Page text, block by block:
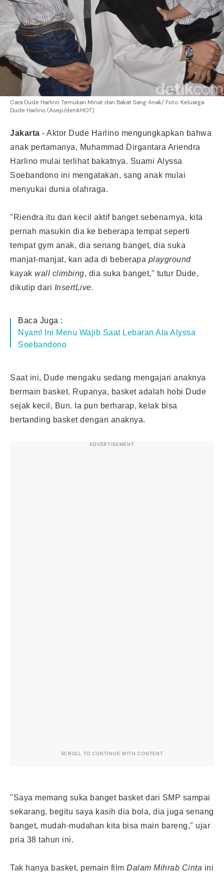
Cara Dude Harlino Temukan Minat dan Bakat Sang Anak/ Foto: Keluarga
Dude Harlino (Asep/detikHOT)
Jakarta - Aktor Dude Harlino mengungkapkan bahwa
anak pertamanya, Muhammad Dirgantara Ariendra
Harlino mulai terlihat bakatnya. Suami Alyssa
Soebandono ini mengatakan, sang anak mulai
menyukai dunia olahraga.
"Riendra itu dari kecil aktif banget sebenarnya, kita
pernah masukin dia ke beberapa tempat seperti
tempat gym anak, dia senang banget, dia suka
manjat-manjat, kan ada di beberapa playground
kayak wall climbing, dia suka banget," tutur Dude,
dikutip dari InsertLive.
Baca Juga :
Nyam! Ini Menu Wajib Saat Lebaran Ala Alyssa
Soebandono
Saat ini, Dude mengaku sedang mengajari anaknya
bermain basket. Rupanya, basket adalah hobi Dude
sejak kecil, Bun. Ia pun berharap, kelak bisa
bertanding basket dengan anaknya.
ADVERTISEMENT
SCROLL TO CONTINUE WITH CONTENT
"Saya memang suka banget basket dari SMP sampai
sekarang, begitu saya kasih dia bola, dia juga senang
banget, mudah-mudahan kita bisa main bareng," ujar
pria 38 tahun ini.
Tak hanya basket, pemain film Dalam Mihrab Cinta ini